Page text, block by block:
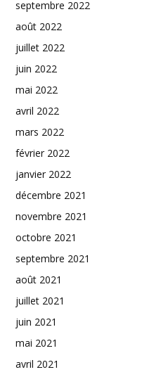
septembre 2022
août 2022
juillet 2022
juin 2022
mai 2022
avril 2022
mars 2022
février 2022
janvier 2022
décembre 2021
novembre 2021
octobre 2021
septembre 2021
août 2021
juillet 2021
juin 2021
mai 2021
avril 2021